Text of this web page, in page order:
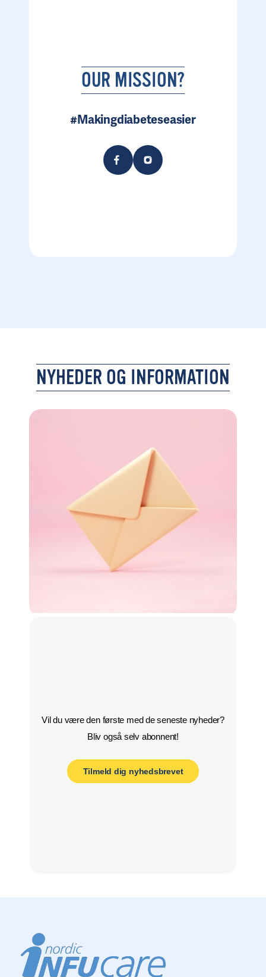
OUR MISSION?
#Makingdiabeteseasier
NYHEDER OG INFORMATION
Vil du være den første med de seneste nyheder?
Bliv også selv abonnent!
Tilmeld dig nyhedsbrevet